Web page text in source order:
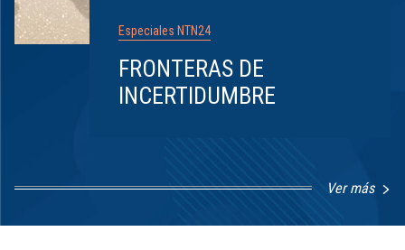
Especiales NTN24
FRONTERAS DE
INCERTIDUMBRE
Ver más